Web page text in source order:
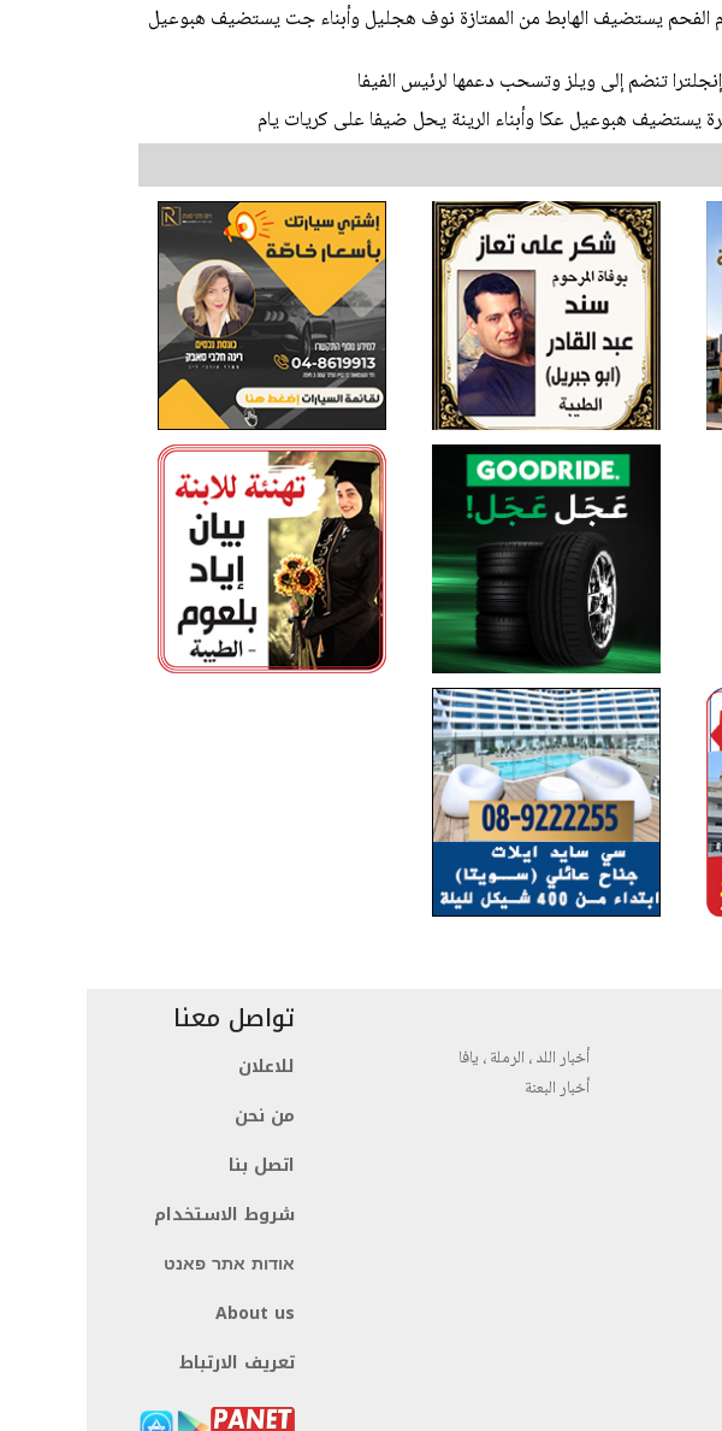
الفحم يستضيف الهابط من الممتازة نوف هجليل وأبناء جت يستضيف هبوعيل
تنضم إلى ويلز وتسحب دعمها لرئيس الفيفا
يستضيف هبوعيل عكا وأبناء الرينة يحل ضيفا على كريات يام
أخبار اللد ، الرملة ، يافا
أخبار البعنة
تواصل معنا
للاعلان
من نحن
اتصل بنا
شروط الاستخدام
אודות אתר פאנט
About us
تعريف الارتباط